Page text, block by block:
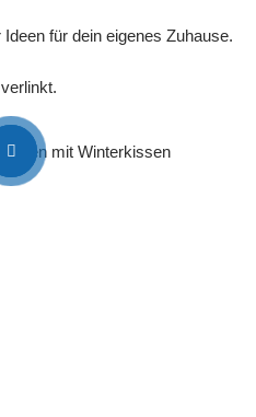
für dein eigenes Zuhause.